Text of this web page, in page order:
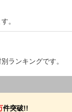
。
ランキングです。
件突破!!